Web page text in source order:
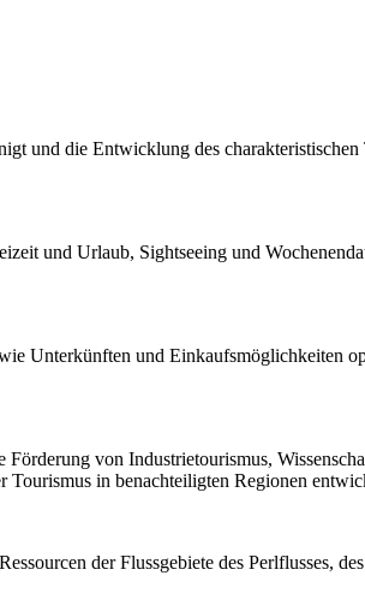
und die Entwicklung des
und Urlaub, Sightseeing und
Unterkünften und Einkaufsmöglichkeiten
von Industrietourismus,
Tourismus in benachteiligten Regionen
der Flussgebiete des Perlflusses,